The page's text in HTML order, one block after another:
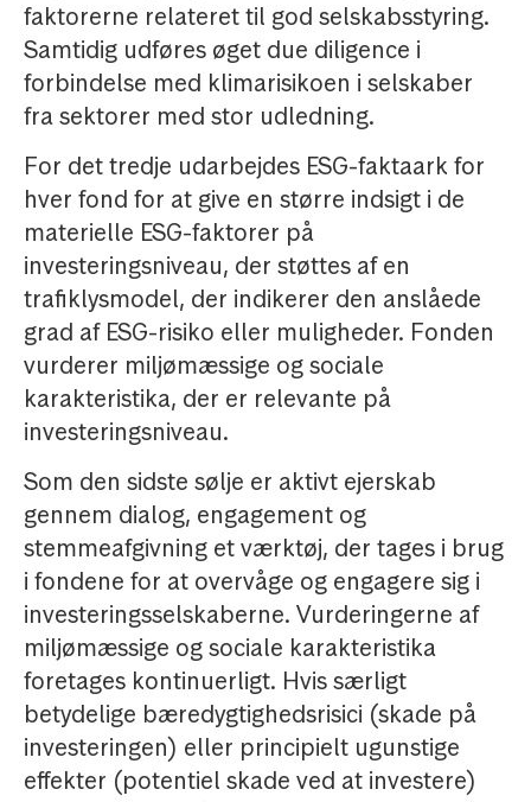
faktorerne relateret til god selskabsstyring.
Samtidig udføres øget due diligence i
forbindelse med klimarisikoen i selskaber
fra sektorer med stor udledning.
For det tredje udarbejdes ESG-faktaark for
hver fond for at give en større indsigt i de
materielle ESG-faktorer på
investeringsniveau, der støttes af en
trafiklysmodel, der indikerer den anslåede
grad af ESG-risiko eller muligheder. Fonden
vurderer miljømæssige og sociale
karakteristika, der er relevante på
investeringsniveau.
Som den sidste sølje er aktivt ejerskab
gennem dialog, engagement og
stemmeafgivning et værktøj, der tages i brug
i fondene for at overvåge og engagere sig i
investeringsselskaberne. Vurderingerne af
miljømæssige og sociale karakteristika
foretages kontinuerligt. Hvis særligt
betydelige bæredygtighedsrisici (skade på
investeringen) eller principielt ugunstige
effekter (potentiel skade ved at investere)